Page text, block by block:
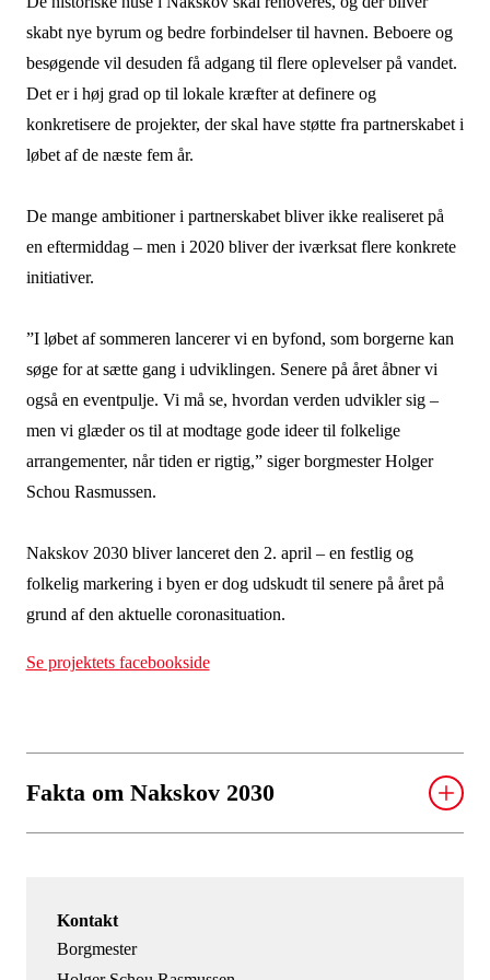
skabt nye byrum og bedre forbindelser til havnen. Beboere og
besøgende vil desuden få adgang til flere oplevelser på vandet.
Det er i høj grad op til lokale kræfter at definere og
konkretisere de projekter, der skal have støtte fra partnerskabet i
løbet af de næste fem år.
De mange ambitioner i partnerskabet bliver ikke realiseret på
en eftermiddag – men i 2020 bliver der iværksat flere konkrete
initiativer.
”I løbet af sommeren lancerer vi en byfond, som borgerne kan
søge for at sætte gang i udviklingen. Senere på året åbner vi
også en eventpulje. Vi må se, hvordan verden udvikler sig –
men vi glæder os til at modtage gode ideer til folkelige
arrangementer, når tiden er rigtig,” siger borgmester Holger
Schou Rasmussen.
Nakskov 2030 bliver lanceret den 2. april – en festlig og
folkelig markering i byen er dog udskudt til senere på året på
grund af den aktuelle coronasituation.
Se projektets facebookside
Fakta om Nakskov 2030
Realdania har bevilget 50 millioner kroner og A.P.
Møller Fonden 50 millioner.
Kontakt
Borgmester